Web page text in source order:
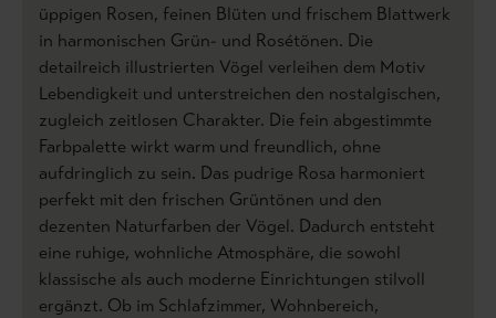
üppigen Rosen, feinen Blüten und frischem Blattwerk
in harmonischen Grün- und Rosétönen. Die
detailreich illustrierten Vögel verleihen dem Motiv
Lebendigkeit und unterstreichen den nostalgischen,
zugleich zeitlosen Charakter. Die fein abgestimmte
Farbpalette wirkt warm und freundlich, ohne
aufdringlich zu sein. Das pudrige Rosa harmoniert
perfekt mit den frischen Grüntönen und den
dezenten Naturfarben der Vögel. Dadurch entsteht
eine ruhige, wohnliche Atmosphäre, die sowohl
klassische als auch moderne Einrichtungen stilvoll
ergänzt. Ob im Schlafzimmer, Wohnbereich,